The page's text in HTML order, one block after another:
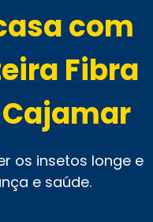
com
Fibra
os insetos longe e
e saúde.